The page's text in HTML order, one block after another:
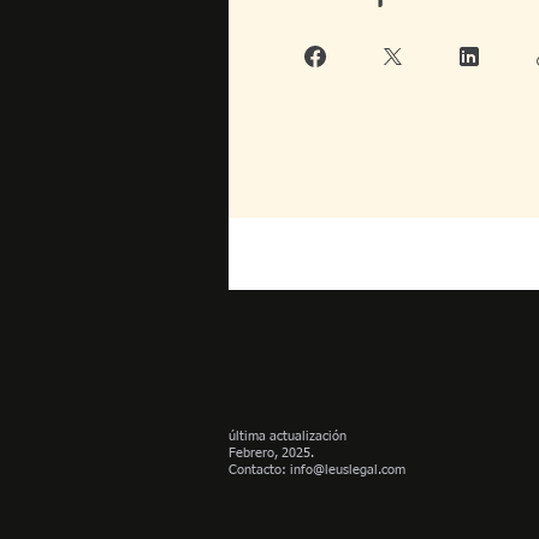
última actualización
Febrero, 2025.
Contacto: info@leuslegal.com